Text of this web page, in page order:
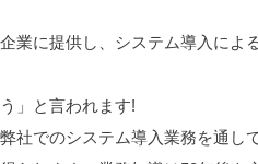
業に提供し、システム導入によ
」と言われます!
社でのシステム導入業務を通し